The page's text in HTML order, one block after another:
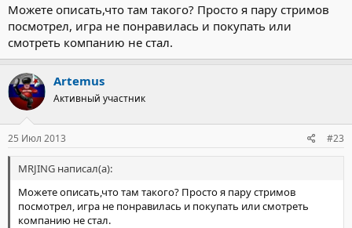
Можете описать,что там такого? Просто я пару стримов
посмотрел, игра не понравилась и покупать или
смотреть компанию не стал.
Artemus
Активный участник
25 Июл 2013 #23
MRJING написал(а):
Можете описать,что там такого? Просто я пару стримов
посмотрел, игра не понравилась и покупать или смотреть
компанию не стал.